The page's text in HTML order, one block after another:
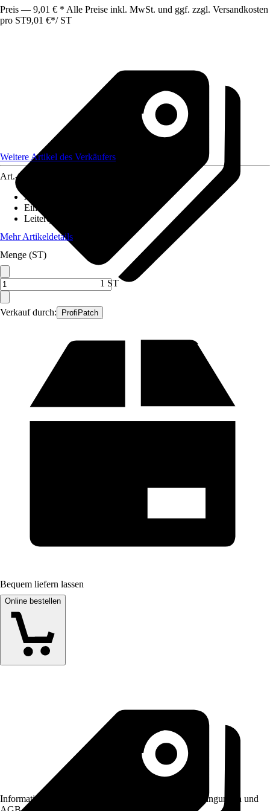
Preis — 9,01 € * Alle Preise inkl. MwSt. und ggf. zzgl. Versandkosten
pro ST9,01 €*/ ST
Verkauf durch: ProfiPatch
Weitere Artikel des Verkäufers
Art.-Nr.
Ausführung
Einheit
Leiterquerschnitt
Mehr Artikeldetails
Menge (ST)
1 ST
Bequem liefern lassen
Online bestellen
Informationen des Verkäufers, wie z. B. Rückgabebedingungen und